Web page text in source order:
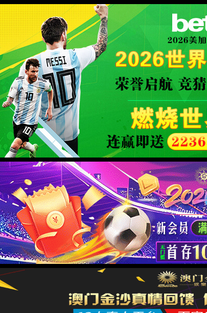
后再试～
年磨一剑-为API开发设计的高性能框架 }-官方手册